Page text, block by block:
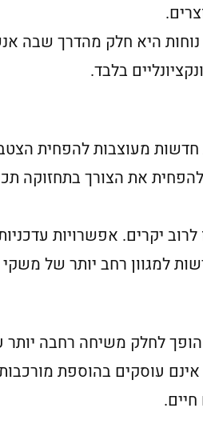
נוחות היא חלק מהדרך שבה
בלבד.
חדשות מעוצבות להפחית
להפחית את הצורך בתחזוקה
יקרים. אפשרויות
למגוון רחב יותר של
לחלק משיחה רחבה יותר
אינם עוסקים בהוספת